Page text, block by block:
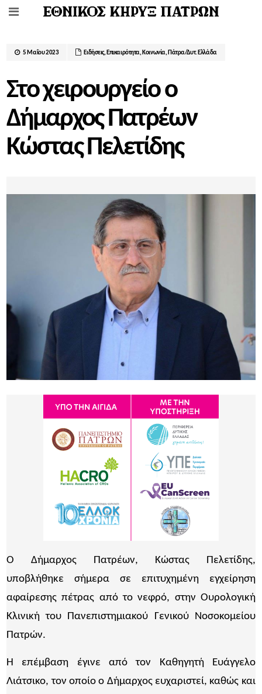
5 Μαΐου 2023 Ειδήσεις, Επικαιρότητα, Κοινωνία, Πάτρα/Δυτ. Ελλάδα
Στο χειρουργείο ο
Δήμαρχος Πατρέων
Κώστας Πελετίδης
Ο Δήμαρχος Πατρέων, Κώστας Πελετίδης,
υποβλήθηκε σήμερα σε επιτυχημένη εγχείρηση
αφαίρεσης πέτρας από το νεφρό, στην Ουρολογική
Κλινική του Πανεπιστημιακού Γενικού Νοσοκομείου
Πατρών.
Η επέμβαση έγινε από τον Καθηγητή Ευάγγελο
Λιάτσικο, τον οποίο ο Δήμαρχος ευχαριστεί, καθώς και